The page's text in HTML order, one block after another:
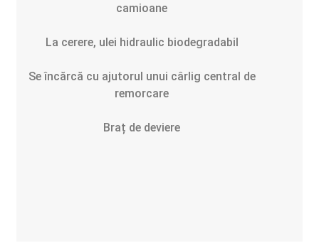
camioane
La cerere, ulei hidraulic biodegradabil
Se încărcă cu ajutorul unui cârlig central de
remorcare
Braț de deviere